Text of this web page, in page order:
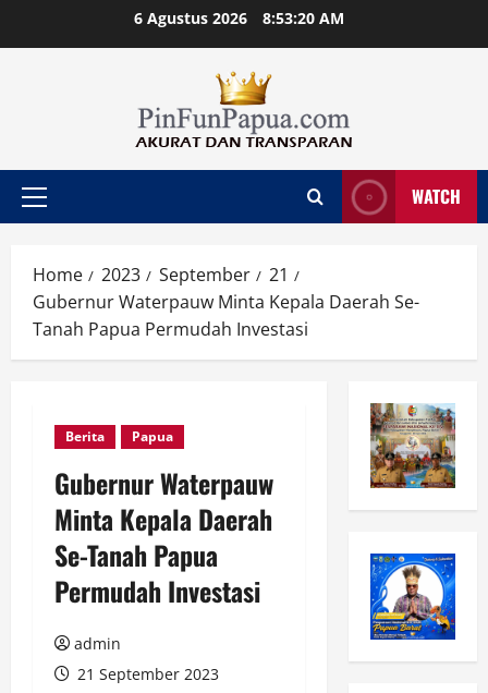
6 Agustus 2026 8:53:21 AM
Primary
WATCH
Home 2023 September
21
Gubernur Waterpauw Minta Kepala Daerah Se-
Tanah Papua Permudah Investasi
Berita Papua
Gubernur Waterpauw
Minta Kepala Daerah
Se-Tanah Papua
Permudah Investasi
admin
21 September 2023